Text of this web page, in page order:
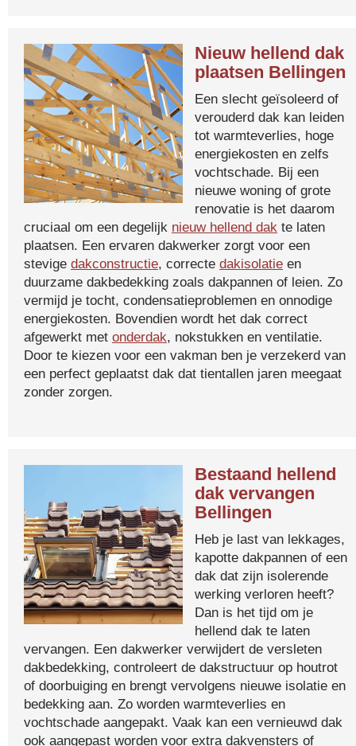
Nieuw hellend dak
plaatsen Bellingen
Een slecht geïsoleerd of
verouderd dak kan leiden
tot warmteverlies, hoge
energiekosten en zelfs
vochtschade. Bij een
nieuwe woning of grote
renovatie is het daarom
cruciaal om een degelijk nieuw hellend dak te laten
plaatsen. Een ervaren dakwerker zorgt voor een
stevige dakconstructie, correcte dakisolatie en
duurzame dakbedekking zoals dakpannen of leien. Zo
vermijd je tocht, condensatieproblemen en onnodige
energiekosten. Bovendien wordt het dak correct
afgewerkt met onderdak, nokstukken en ventilatie.
Door te kiezen voor een vakman ben je verzekerd van
een perfect geplaatst dak dat tientallen jaren meegaat
zonder zorgen.
Bestaand hellend
dak vervangen
Bellingen
Heb je last van lekkages,
kapotte dakpannen of een
dak dat zijn isolerende
werking verloren heeft?
Dan is het tijd om je
hellend dak te laten
vervangen. Een dakwerker verwijdert de versleten
dakbedekking, controleert de dakstructuur op houtrot
of doorbuiging en brengt vervolgens nieuwe isolatie en
bedekking aan. Zo worden warmteverlies en
vochtschade aangepakt. Vaak kan een vernieuwd dak
ook aangepast worden voor extra dakvensters of